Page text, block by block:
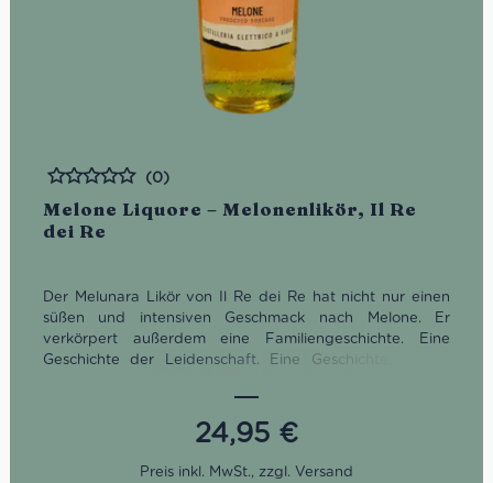
Melone Liquore – Melonenlikör, Il Re
dei Re
Bewertet
(0)
Der Melunara Likör von Il Re dei Re hat nicht nur einen
süßen und intensiven Geschmack nach Melone. Er
verkörpert außerdem eine Familiengeschichte. Eine
Geschichte der Leidenschaft. Eine Geschichte, die es
Gut gekühlt serviert
Geruch: Nach frischen Zitrusfrüchten
mit Melonenschalen und natürlichen Aromen
24,95 €